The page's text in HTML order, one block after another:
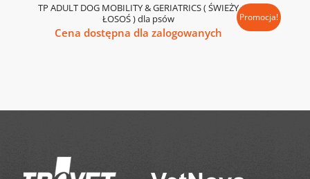
TP ADULT DOG MOBILITY & GERIATRICS ( ŚWIEŻY
ŁOSOŚ ) dla psów
Promocja!
Cena dostępna dla zalogowanych